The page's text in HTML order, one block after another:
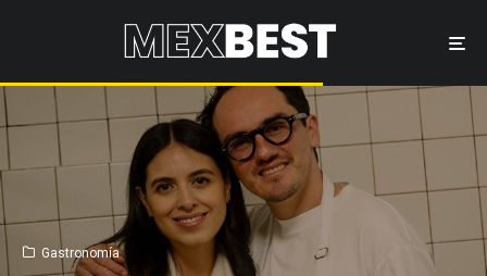
Gastronomía